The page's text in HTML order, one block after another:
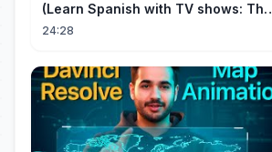
(Learn Spanish with TV shows: The
Big Bang Theory)
24:28